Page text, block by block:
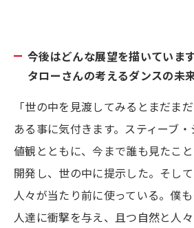
今後はどんな展望を描いていま
タローさんの考えるダンスの未
「世の中を見渡してみるとまだま
ある事に気付きます。スティーブ
値観とともに、今まで誰も見たこ
開発し、世の中に提示した。そし
人々が当たり前に使っている。僕
人達に衝撃を与え、且つ自然と人